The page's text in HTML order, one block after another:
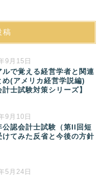
稿
9月15日
ルで覚える経営学者と関連
め(アメリカ経営学説編)
計士試験対策シリーズ】
9月10日
公認会計士試験（第II回短
けてみた反省と今後の方針
5月24日